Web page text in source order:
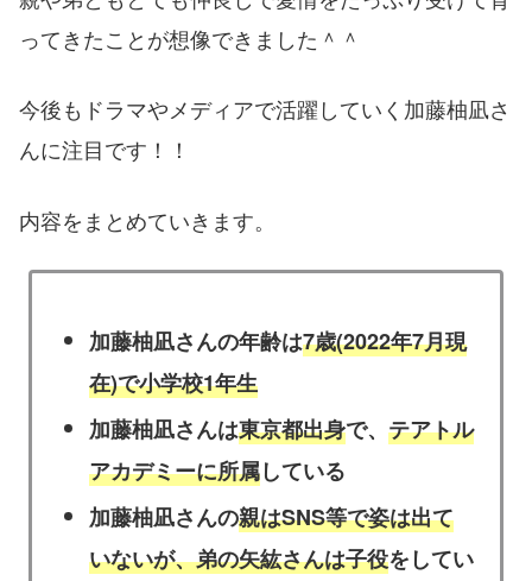
ってきたことが想像できました＾＾
今後もドラマやメディアで活躍していく加藤柚凪さ
んに注目です！！
内容をまとめていきます。
加藤柚凪さんの年齢は7歳(2022年7月現
在)で小学校1年生
加藤柚凪さんは東京都出身で、 テアトル
アカデミーに所属している
加藤柚凪さんの親はSNS等で姿は出て
いないが、弟の矢紘さんは子役をしてい